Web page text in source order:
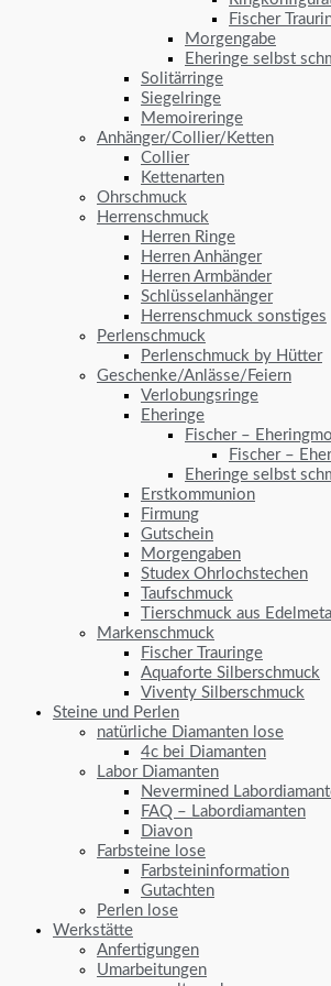
Fischer
Morgengabe
Eheringe selbst
Solitärringe
Siegelringe
Memoireringe
Anhänger/Collier/Ketten
Collier
Kettenarten
Ohrschmuck
Herrenschmuck
Herren Ringe
Herren Anhänger
Herren Armbänder
Schlüsselanhänger
Herrenschmuck sonstiges
Perlenschmuck
Perlenschmuck by Hütter
Geschenke/Anlässe/Feiern
Verlobungsringe
Eheringe
Fischer –
Fischer –
Eheringe selbst
Erstkommunion
Firmung
Gutschein
Morgengaben
Studex Ohrlochstechen
Taufschmuck
Tierschmuck aus
Markenschmuck
Fischer Trauringe
Aquaforte Silberschmuck
Viventy Silberschmuck
Steine und Perlen
natürliche Diamanten lose
4c bei Diamanten
Labor Diamanten
Nevermined
FAQ – Labordiamanten
Diavon
Farbsteine lose
Farbsteininformation
Gutachten
Perlen lose
Werkstätte
Anfertigungen
Umarbeitungen